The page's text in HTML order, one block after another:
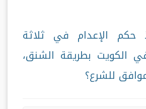
حكم الإعدام في ثلاثة
الكويت بطريقة الشنق،
للشرع؟